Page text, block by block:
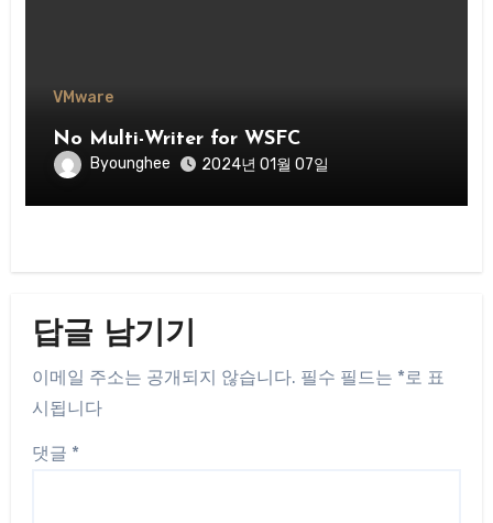
VMware
No Multi-Writer for WSFC
Byounghee 2024년 01월 07일
답글 남기기
이메일 주소는 공개되지 않습니다. 필수 필드는 *로 표
시됩니다
댓글 *